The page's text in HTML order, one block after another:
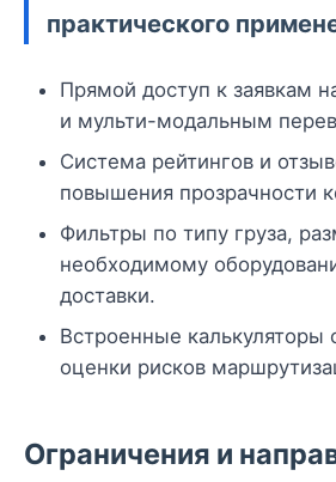
практического
Прямой доступ к заявкам
и мульти-модальным
Система рейтингов и
повышения прозрачности
Фильтры по типу груза,
необходимому
доставки.
Встроенные калькуляторы
оценки рисков
Ограничения и